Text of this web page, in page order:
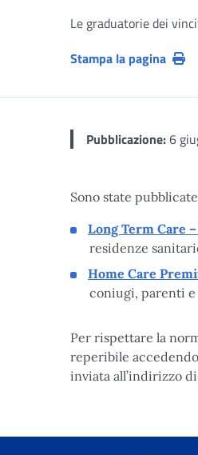
Le graduatorie dei
Stampa la pagina
Pubblicazione:6
Sono state
Long Term Care
residenze
Home Care
coniugi, parenti
Per rispettare la
reperibile
inviata all’indirizzo